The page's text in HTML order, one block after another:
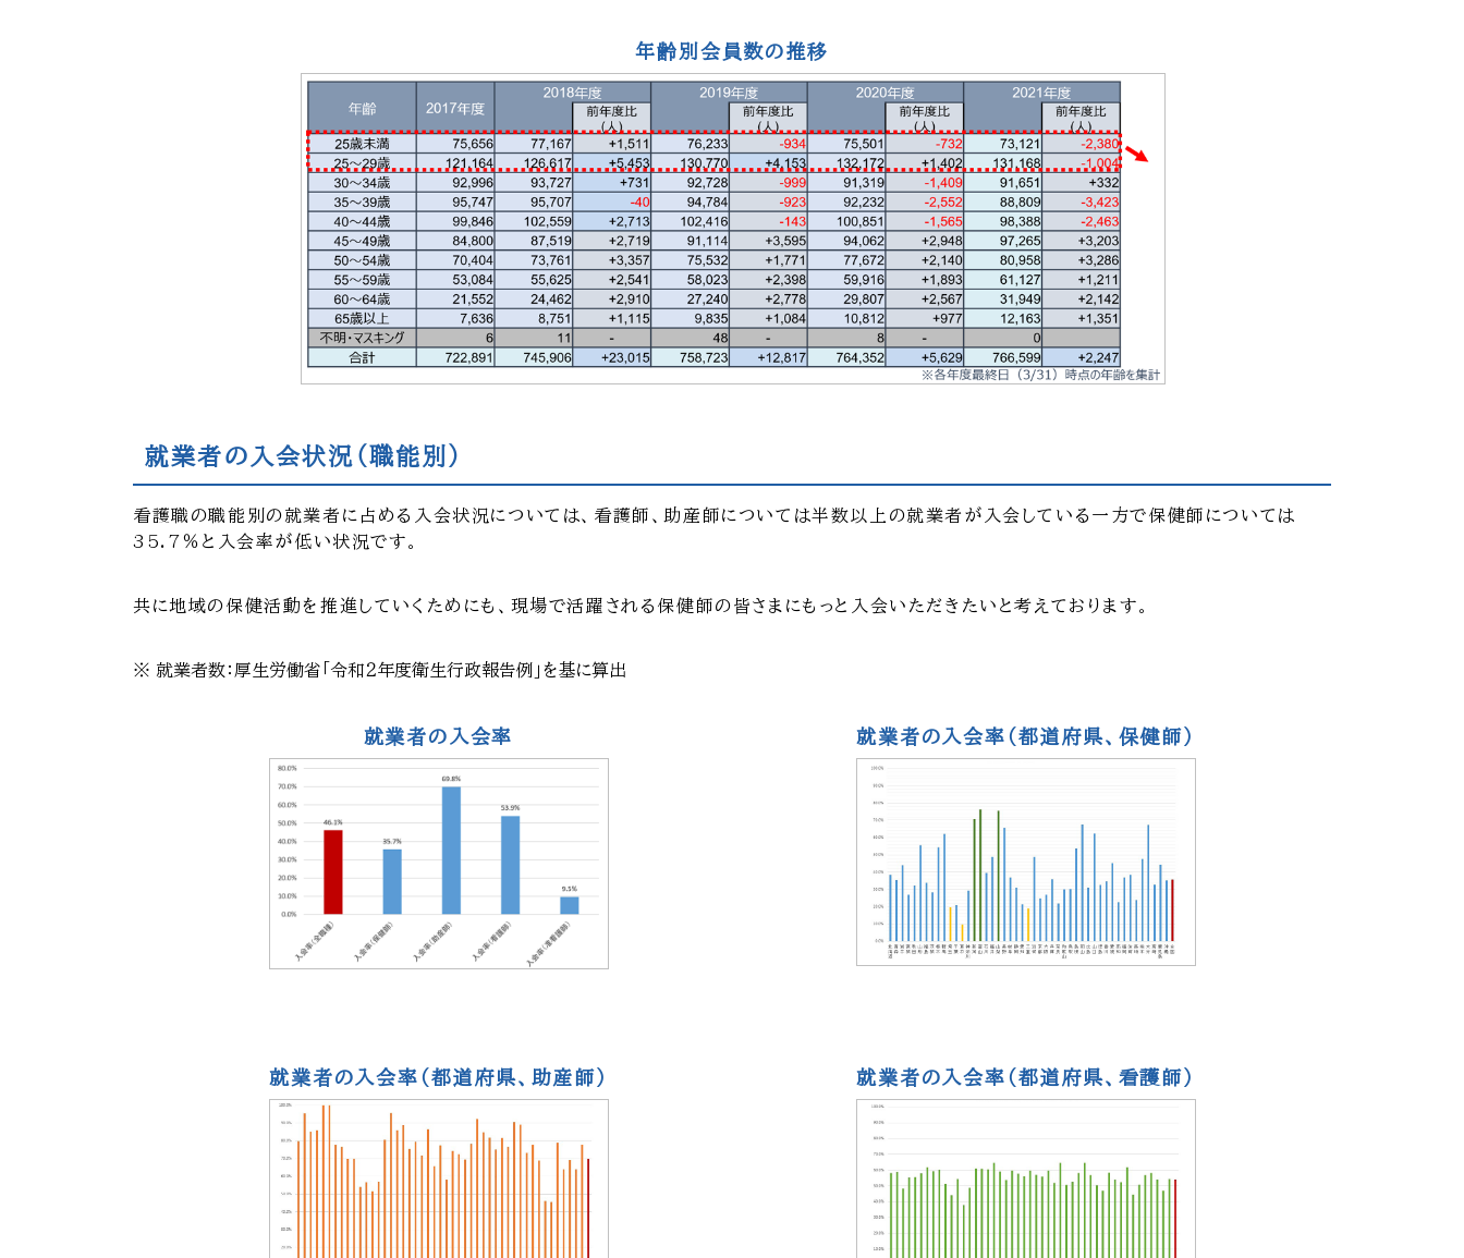
年齢別会員数の推移
就業者の入会状況（職能別）
看護職の職能別の就業者に占める入会状況については、看護師、助産師については半数以上の就業者が入会している一方で保健師については
35.7％と入会率が低い状況です。
共に地域の保健活動を推進していくためにも、現場で活躍される保健師の皆さまにもっと入会いただきたいと考えております。
就業者数：厚生労働省「令和２年度衛生行政報告例」を基に算出
就業者の入会率 就業者の入会率（都道府県、保健師）
就業者の入会率（都道府県、助産師） 就業者の入会率（都道府県、看護師）